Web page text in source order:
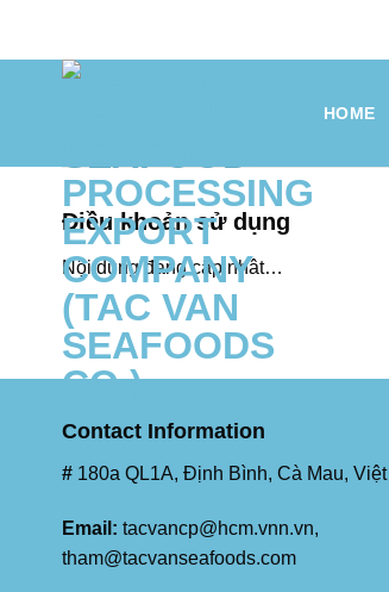
HOME
Điều khoản sử dụng
Nội dung đang cập nhât…
Contact Information
# 180a QL1A, Định Bình, Cà Mau,
Email: tacvancp@hcm.vnn.vn,
tham@tacvanseafoods.com